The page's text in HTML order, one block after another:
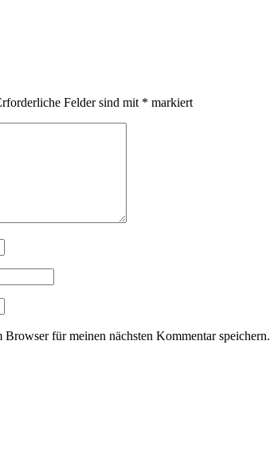
Felder sind mit * markiert
für meinen nächsten Kommentar speichern.